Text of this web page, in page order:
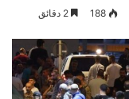
188